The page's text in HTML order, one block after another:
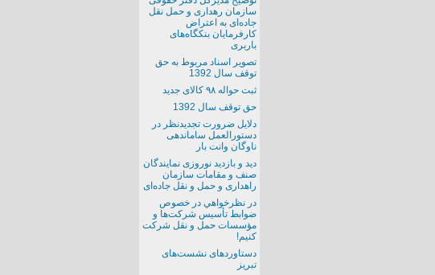
سازمان رهداری و حمل نقل
جاده‌ای به اعتراض‌
کارفرمایان بنکگاه‌های
باربری
تصوير اسناد مربوط به حق
توقف سال 1392
ثبت حواله ۹۸ کالای جدید
حق توقف سال 1392
دلایل ضرورت تجدیدنظر در
دستورالعمل ساماندهی
ناوگان وانت بار
دید و بازدید نوروزی نمایندگان
صنف و مقامات سازمان
راهداری و حمل و نقل جاده‌ای
در نظرخواهي در خصوص
ضوابط تأسيس شركت‌ها و
مؤسسات حمل و نقل شركت
كنيم!
دستاوردهای نشست‌های
تبریز